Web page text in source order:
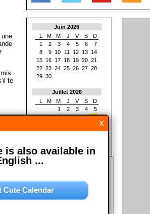
te
Juin 2026
L
M M J V S
D
1
2 3 4 5 6
7
8
9 10 11 12 13 14
15 16 17 18 19 20 21
22 23 24 25 26 27 28
29 30
Juillet 2026
L
M M J V S
D
1
2 3 4
5
6
7 8 9 10 11 12
20 21 22 23 24 25 26
Les prochaines fêtes et
Assomption de Marie
Sa, 15.08.2026
X
is also available in
...
Cute Calendar